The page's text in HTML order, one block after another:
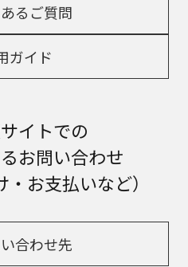
るご質問
ガイド
イトでの
お問い合わせ
・お支払いなど）
合わせ先